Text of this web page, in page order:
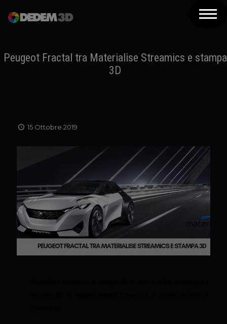
Prodotti
Newsletter
Peugeot Fractal tra Materialise Streamics e stampa
3D
15 Ottobre 2019